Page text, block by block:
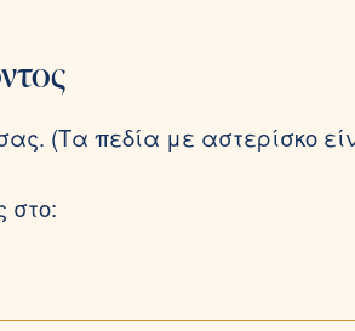
(Τα πεδία με αστερίσκο
στο: